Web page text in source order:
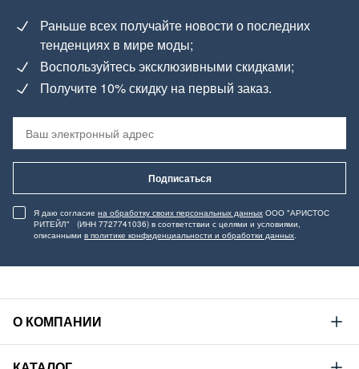
Раньше всех получайте новости о последних
тенденциях в мире моды;
Воспользуйтесь эксклюзивными скидками;
Получите 10% скидку на первый заказ.
Подписаться
Я даю согласие на обработку своих персональных данных ООО "АРИСТОС
РИТЕЙЛ" (ИНН 7727741036) в соответствии с целями и условиями,
описанными в политике конфиденциальности и обработки данных.
О КОМПАНИИ
Mustang